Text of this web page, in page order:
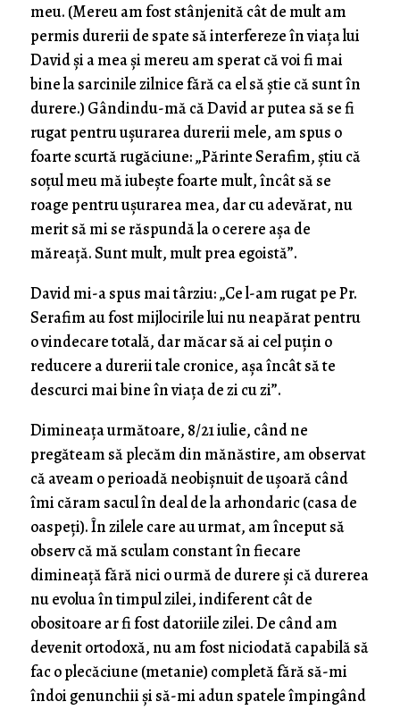
meu. (Mereu am fost stânjenită cât de mult am
permis durerii de spate să interfereze în viața lui
David și a mea și mereu am sperat că voi fi mai
bine la sarcinile zilnice fără ca el să știe că sunt în
durere.) Gândindu-mă că David ar putea să se fi
rugat pentru ușurarea durerii mele, am spus o
foarte scurtă rugăciune: „Părinte Serafim, știu că
soțul meu mă iubește foarte mult, încât să se
roage pentru ușurarea mea, dar cu adevărat, nu
merit să mi se răspundă la o cerere așa de
măreață. Sunt mult, mult prea egoistă”.
David mi-a spus mai târziu: „Ce l-am rugat pe Pr.
Serafim au fost mijlocirile lui nu neapărat pentru
o vindecare totală, dar măcar să ai cel puțin o
reducere a durerii tale cronice, așa încât să te
descurci mai bine în viața de zi cu zi”.
Dimineața următoare, 8/21 iulie, când ne
pregăteam să plecăm din mănăstire, am observat
că aveam o perioadă neobișnuit de ușoară când
îmi căram sacul în deal de la arhondaric (casa de
oaspeți). În zilele care au urmat, am început să
observ că mă sculam constant în fiecare
dimineață fără nici o urmă de durere și că durerea
nu evolua în timpul zilei, indiferent cât de
obositoare ar fi fost datoriile zilei. De când am
devenit ortodoxă, nu am fost niciodată capabilă să
fac o plecăciune (metanie) completă fără să-mi
îndoi genunchii și să-mi adun spatele împingând